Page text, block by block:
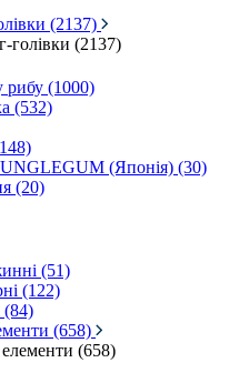
(2137)
голівки (2137)
рибу (1000)
(532)
(Японія) (30)
(20)
(51)
(122)
(84)
(658)
елементи (658)